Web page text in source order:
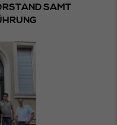
SAMT